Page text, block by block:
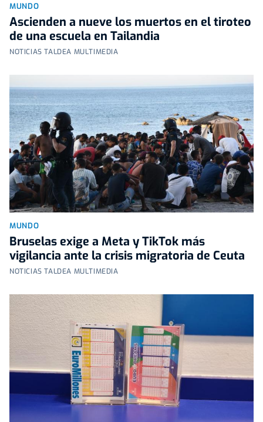
MUNDO
Ascienden a nueve los muertos en el tiroteo
de una escuela en Tailandia
NOTICIAS TALDEA MULTIMEDIA
MUNDO
Bruselas exige a Meta y TikTok más
vigilancia ante la crisis migratoria de Ceuta
NOTICIAS TALDEA MULTIMEDIA